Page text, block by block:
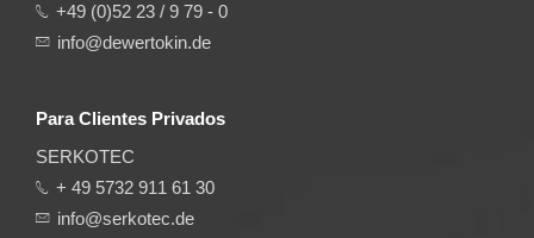
+49 (0)52 23 / 9 79 - 0
info@dewertokin.de
Para Clientes Privados
SERKOTEC
+ 49 5732 911 61 30
info@serkotec.de